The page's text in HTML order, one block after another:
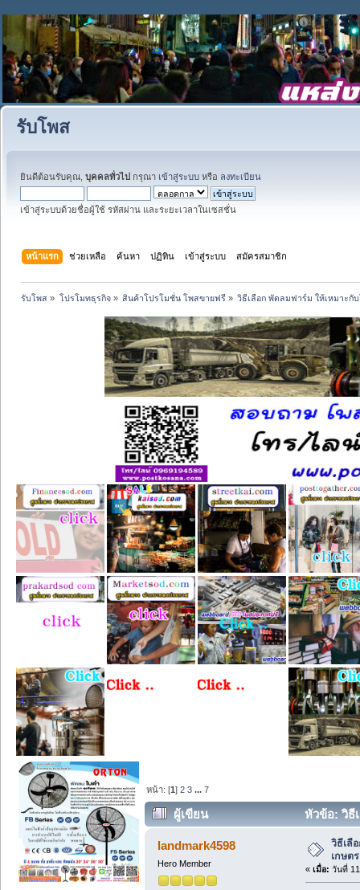
รับโพส
ยินดีต้อนรับคุณ, บุคคลทั่วไป กรุณา เข้าสู่ระบบ หรือ ลงทะเบียน
เข้าสู่ระบบด้วยชื่อผู้ใช้ รหัสผ่าน และระยะเวลาในเซสชั่น
หน้าแรก ช่วยเหลือ ค้นหา ปฏิทิน เข้าสู่ระบบ สมัครสมาชิก
รับโพส » โปรโมทธุรกิจ» สินค้าโปรโมชั่น โพสขายฟรี» วิธีเลือก พัดลมฟาร์ม ให้เหมาะกั
หน้า: [1]2 3 ...7
ผู้เขียน หัวข้อ: วิธี
landmark4598
Hero Member
วิธีเลื
เกษตร
« เมื่อ: วันที่